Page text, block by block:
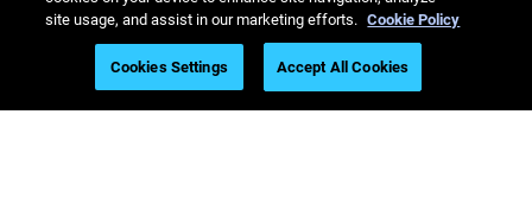
Stay connected
site usage, and assist in our marketing efforts. Cookie Policy
Cookies Settings Accept All Cookies